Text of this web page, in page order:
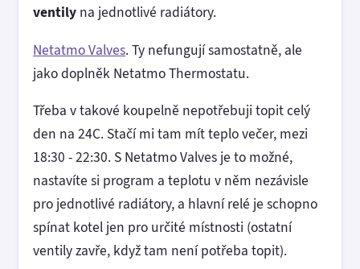
ventily na jednotlivé radiátory.
Netatmo Valves. Ty nefungují samostatně, ale
jako doplněk Netatmo Thermostatu.
Třeba v takové koupelně nepotřebuji topit celý
den na 24C. Stačí mi tam mít teplo večer, mezi
18:30 - 22:30. S Netatmo Valves je to možné,
nastavíte si program a teplotu v něm nezávisle
pro jednotlivé radiátory, a hlavní relé je schopno
spínat kotel jen pro určité místnosti (ostatní
ventily zavře, když tam není potřeba topit).